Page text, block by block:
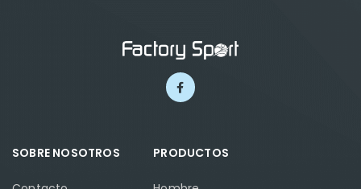
SOBRE NOSOTROS PRODUCTOS